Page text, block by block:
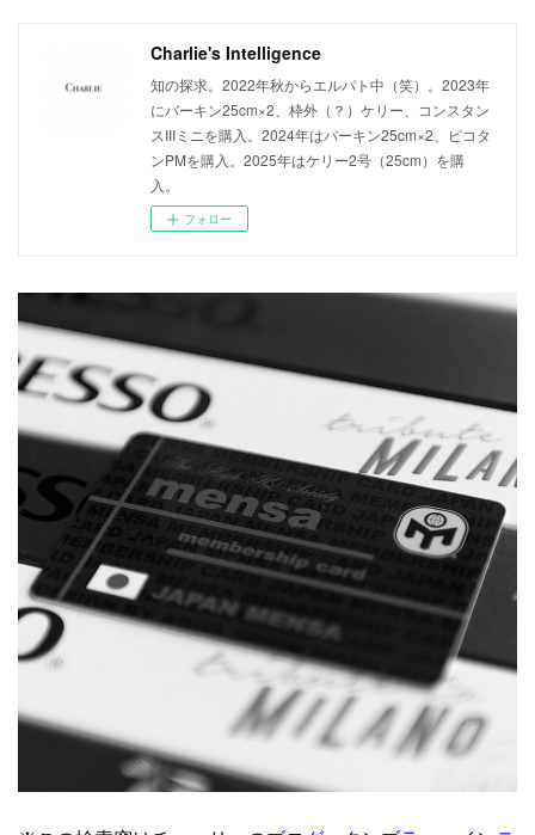
Charlie's Intelligence
知の探求。2022年秋からエルパト中（笑）。2023年
にバーキン25cm×2、枠外（？）ケリー、コンスタン
スIIIミニを購入。2024年はバーキン25cm×2、ピコタ
ンPMを購入。2025年はケリー2号（25cm）を購
入。
フォロー